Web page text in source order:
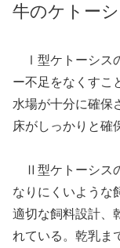
牛のケトー
Ⅰ型ケトーシス
ー不足をなくすこ
水場が十分に確保
床がしっかりと確
Ⅱ型ケトーシス
なりにくいような
適切な飼料設計、
れている。乾乳ま